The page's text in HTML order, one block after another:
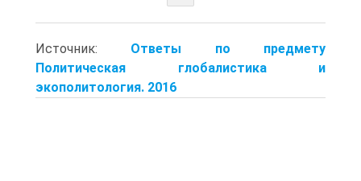
Источник: Ответы по предмету
Политическая глобалистика и
экополитология. 2016